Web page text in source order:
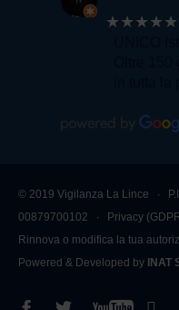
★★★★★
© 2019 Vigilanza La Lince ∙
00879700102 ∙
Privacy
Rinnova o modifica la tua
Powered & Developed by INAT